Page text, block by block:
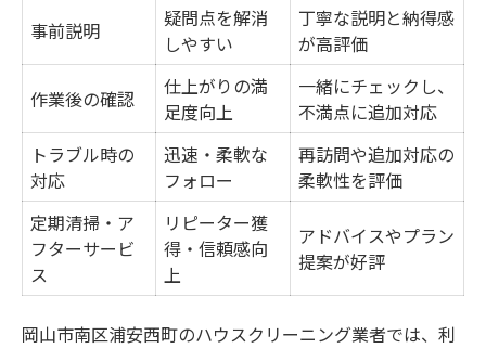
事前説明
疑問点を解消
しやすい
丁寧な説明と納得感
が高評価
作業後の確認
仕上がりの満
足度向上
一緒にチェックし、
不満点に追加対応
トラブル時の
対応
迅速・柔軟な
フォロー
再訪問や追加対応の
柔軟性を評価
定期清掃・ア
フターサービ
ス
リピーター獲
得・信頼感向
上
アドバイスやプラン
提案が好評
岡山市南区浦安西町のハウスクリーニング業者では、利